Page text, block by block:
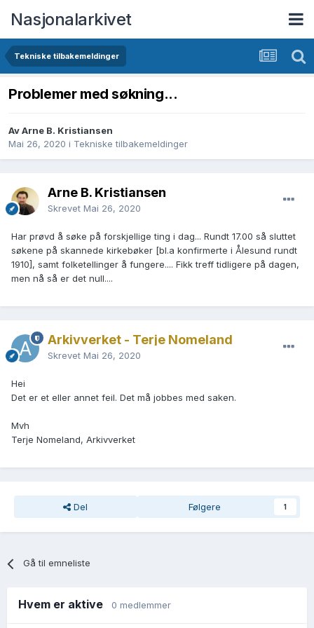
Nasjonalarkivet
Tekniske tilbakemeldinger
Problemer med søkning...
Av Arne B. Kristiansen
Mai 26, 2020 i Tekniske tilbakemeldinger
Arne B. Kristiansen
Skrevet Mai 26, 2020
Har prøvd å søke på forskjellige ting i dag... Rundt 17.00 så sluttet
søkene på skannede kirkebøker [bl.a konfirmerte i Ålesund rundt
1910], samt folketellinger å fungere.... Fikk treff tidligere på dagen,
men nå så er det null....
Arkivverket - Terje Nomeland
Skrevet Mai 26, 2020
Hei
Det er et eller annet feil. Det må jobbes med saken.
Mvh
Terje Nomeland, Arkivverket
Del Følgere 1
Gå til emneliste
Hvem er aktive 0 medlemmer